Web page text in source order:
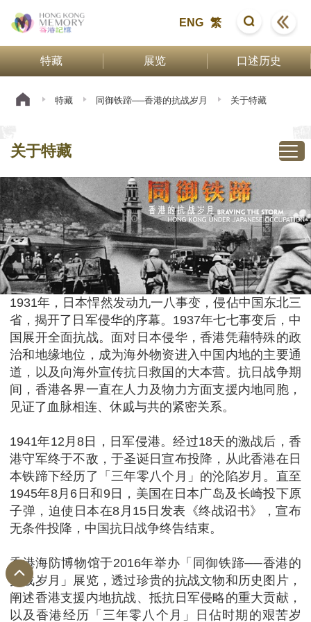
ENG 繁
特藏 展览 口述历史
特藏 同御铁蹄──香港的抗战岁月 关于特藏
关于特藏
1931年，日本悍然发动九一八事变，侵佔中国东北三
省，揭开了日军侵华的序幕。1937年七七事变后，中
国展开全面抗战。面对日本侵华，香港凭藉特殊的政
治和地缘地位，成为海外物资进入中国内地的主要通
道，以及向海外宣传抗日救国的大本营。抗日战争期
间，香港各界一直在人力及物力方面支援内地同胞，
见证了血脉相连、休戚与共的紧密关系。
1941年12月8日，日军侵港。经过18天的激战后，香
港守军终于不敌，于圣诞日宣布投降，从此香港在日
本铁蹄下经历了「三年零八个月」的沦陷岁月。直至
1945年8月6日和9日，美国在日本广岛及长崎投下原
子弹，迫使日本在8月15日发表《终战诏书》，宣布
无条件投降，中国抗日战争终告结束。
香港海防博物馆于2016年举办「同御铁蹄──香港的
抗战岁月」展览，透过珍贵的抗战文物和历史图片，
阐述香港支援内地抗战、抵抗日军侵略的重大贡献，
以及香港经历「三年零八个月」日佔时期的艰苦岁